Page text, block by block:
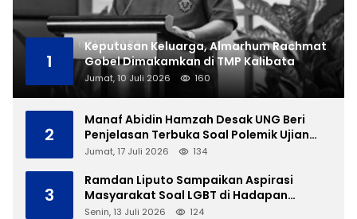
1
Keputusan Keluarga, Almarhum Rachmat
Gobel Dimakamkan di TMP Kalibata
Jumat, 10 Juli 2026 160
2
Manaf Abidin Hamzah Desak UNG Beri
Penjelasan Terbuka Soal Polemik Ujian
Skripsi Mahasiswi
Jumat, 17 Juli 2026 134
3
Ramdan Liputo Sampaikan Aspirasi
Masyarakat Soal LGBT di Hadapan
Gubernur Gusnar
Senin, 13 Juli 2026 124